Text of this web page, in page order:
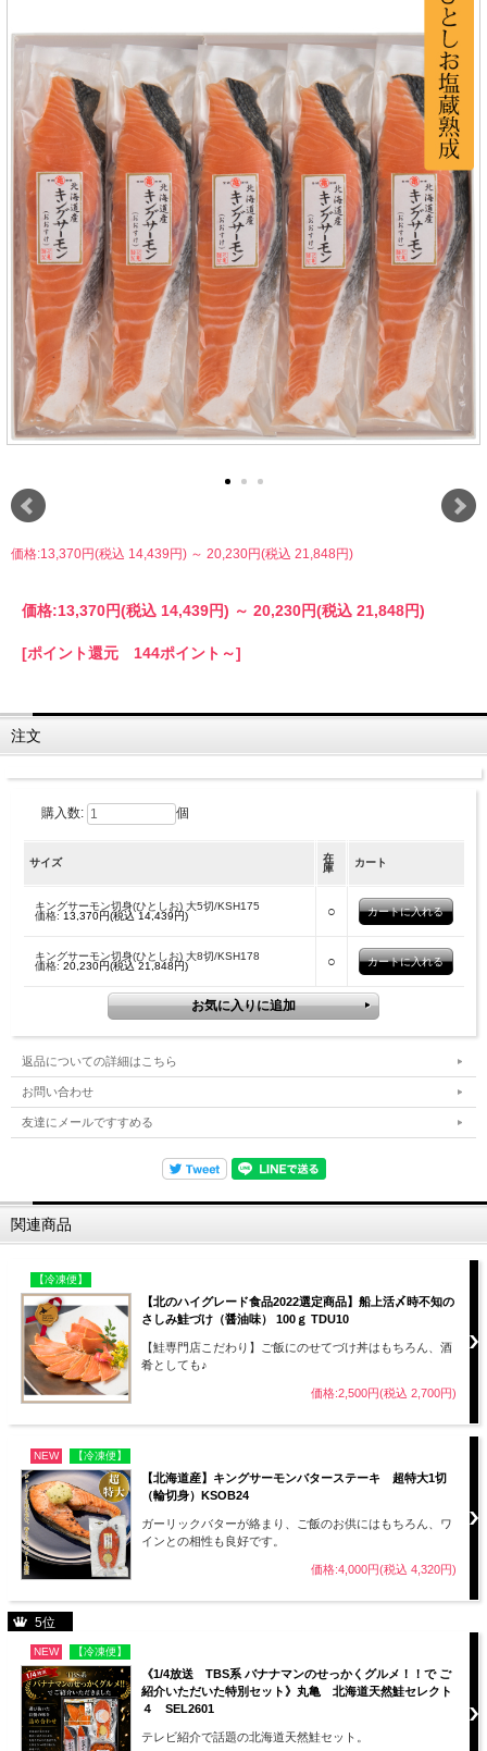
価格:13,370円(税込 14,439円) ～ 20,230円(税込 21,848円)
価格:13,370円(税込 14,439円) ～ 20,230円(税込 21,848円)
[ポイント還元 144ポイント～]
注文
購入数: 個
サイズ
在
庫
カート
キングサーモン切身(ひとしお) 大5切/KSH175
価格: 13,370円(税込 14,439円) ○
キングサーモン切身(ひとしお) 大8切/KSH178
価格: 20,230円(税込 21,848円) ○
返品についての詳細はこちら
お問い合わせ
友達にメールですすめる
関連商品
【冷凍便】
【北のハイグレード食品2022選定商品】船上活〆時不知の
さしみ鮭づけ（醤油味） 100ｇ TDU10
【鮭専門店こだわり】ご飯にのせてづけ丼はもちろん、酒
肴としても♪
価格:2,500円(税込 2,700円)
NEW 【冷凍便】
【北海道産】キングサーモンバターステーキ 超特大1切
（輪切身）KSOB24
ガーリックバターが絡まり、ご飯のお供にはもちろん、ワ
インとの相性も良好です。
価格:4,000円(税込 4,320円)
5位
NEW 【冷凍便】
《1/4放送 TBS系 バナナマンのせっかくグルメ！！で ご
紹介いただいた特別セット》丸亀 北海道天然鮭セレクト
４ SEL2601
テレビ紹介で話題の北海道天然鮭セット。